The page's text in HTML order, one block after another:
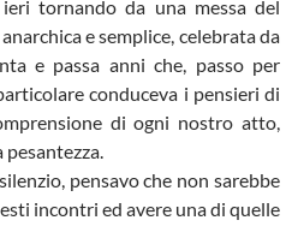
tornando da una messa del
e semplice, celebrata da
e passa anni che, passo per
conduceva i pensieri di
di ogni nostro atto,
pesantezza.
pensavo che non sarebbe
incontri ed avere una di quelle